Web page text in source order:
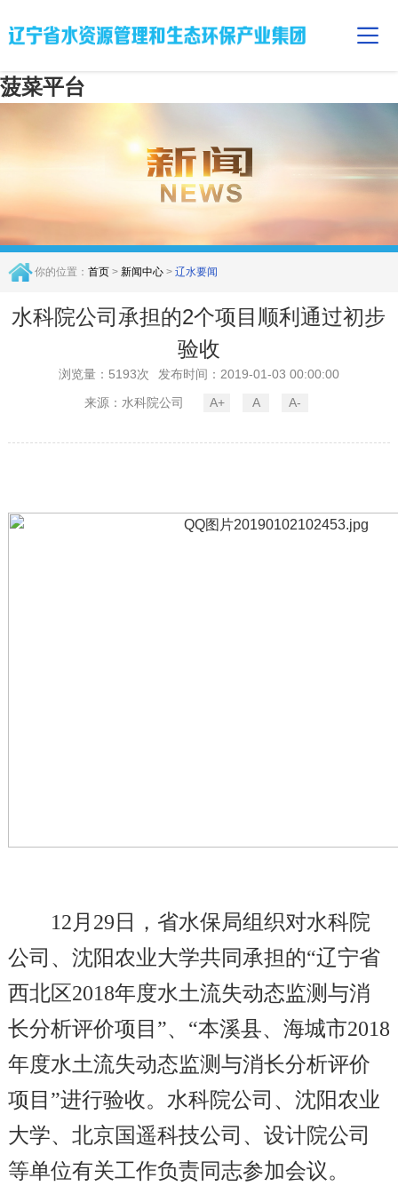
菠菜平台
你的位置： 首页> 新闻中心> 辽水要闻
水科院公司承担的2个项目顺利通过初步
验收
浏览量：5193次
发布时间：2019-01-03 00:00:00
来源：水科院公司
A+ A A-
12 月29日，省水保局组织对水科院
公司、沈阳农业大学共同承担的“辽宁省
西北区2018年度水土流失动态监测与消
长分析评价项目 ”、“本溪县、海城市2018
年度水土流失动态监测与消长分析评价
项目 ”进行验收。水科院公司、沈阳农业
大学、北京国遥科技公司、设计院公司
等单位有关工作负责同志参加会议。